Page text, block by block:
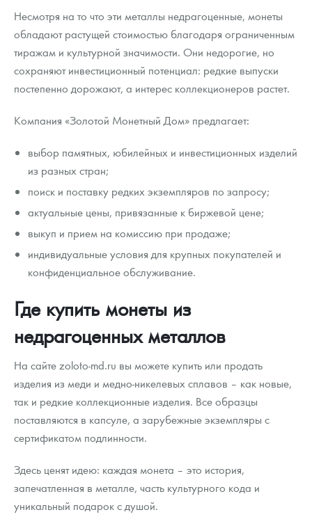
Несмотря на то что эти металлы недрагоценные, монеты
обладают растущей стоимостью благодаря ограниченным
тиражам и культурной значимости. Они недорогие, но
сохраняют инвестиционный потенциал: редкие выпуски
постепенно дорожают, а интерес коллекционеров растет.
Компания «Золотой Монетный Дом» предлагает:
выбор памятных, юбилейных и инвестиционных изделий
из разных стран;
поиск и поставку редких экземпляров по запросу;
актуальные цены, привязанные к биржевой цене;
выкуп и прием на комиссию при продаже;
индивидуальные условия для крупных покупателей и
конфиденциальное обслуживание.
Где купить монеты из
недрагоценных металлов
На сайте zoloto-md.ru вы можете купить или продать
изделия из меди и медно-никелевых сплавов – как новые,
так и редкие коллекционные изделия. Все образцы
поставляются в капсуле, а зарубежные экземпляры с
сертификатом подлинности.
Здесь ценят идею: каждая монета – это история,
запечатленная в металле, часть культурного кода и
уникальный подарок с душой.